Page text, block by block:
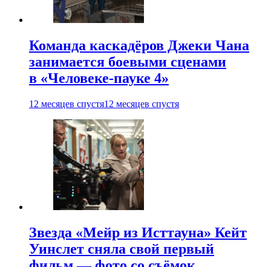
Команда каскадёров Джеки Чана
занимается боевыми сценами
в «Человеке-пауке 4»
12 месяцев спустя12 месяцев спустя
Звезда «Мейр из Исттауна» Кейт
Уинслет сняла свой первый